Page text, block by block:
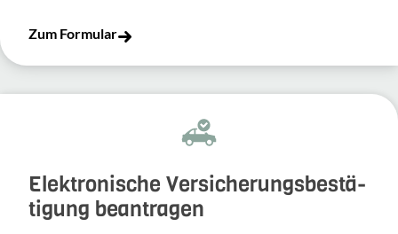
Zum Formular
Elek­tro­ni­sche Versi­che­rungs­be­stä­
ti­gung bean­tragen